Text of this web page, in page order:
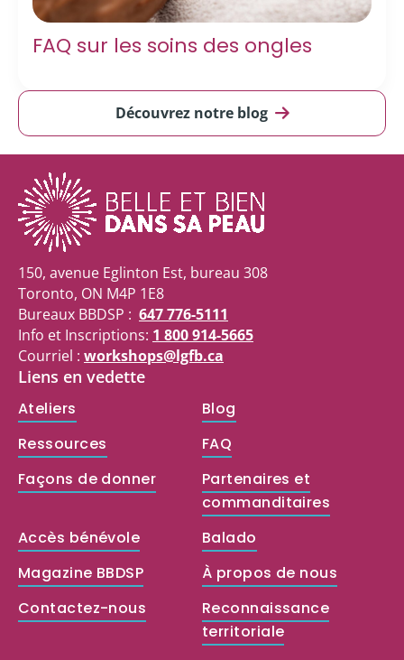
FAQ sur les soins des ongles
Découvrez notre blog
150, avenue Eglinton Est, bureau 308
Toronto, ON M4P 1E8
Bureaux BBDSP : 647 776-5111
Info et Inscriptions: 1 800 914-5665
Courriel : workshops@lgfb.ca
Liens en vedette
Ateliers
Blog
Ressources
FAQ
Façons de donner
Partenaires et
commanditaires
Accès bénévole
Balado
Magazine BBDSP
À propos de nous
Contactez-nous
Reconnaissance
territoriale